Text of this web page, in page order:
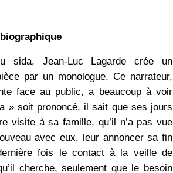
sida, Jean-Luc Lagarde crée un
par un monologue. Ce narrateur,
face au public, a beaucoup à voir
» soit prononcé, il sait que ses jours
visite à sa famille, qu’il n’a pas vue
avec eux, leur annoncer sa fin
fois le contact à la veille de
cherche, seulement que le besoin